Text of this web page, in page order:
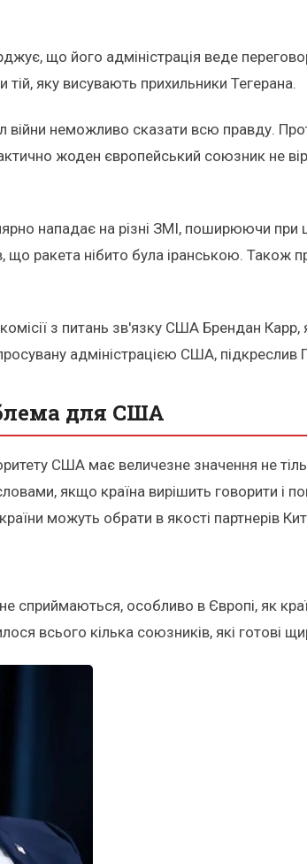
що його адміністрація веде
тій, яку висувають прихильники Тегерана.
війни неможливо сказати всю правду.
жоден європейський союзник не
нападає на різні ЗМІ, поширюючи
що ракета нібито була іранською.
з питань зв'язку США Брендан
адміністрацією США, підкреслив
для США
США має величезне значення не
якщо країна вирішить говорити і
можуть обрати в якості партнерів
сприймаються, особливо в Європі, як
всього кілька союзників, які готові